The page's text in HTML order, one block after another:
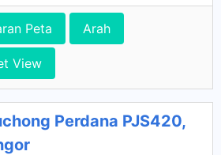
Peta Arah
View
Perdana PJS420,